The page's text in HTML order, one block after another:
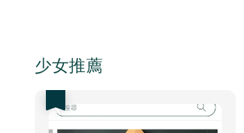
少女推薦